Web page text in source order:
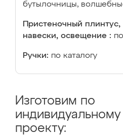
бутылочницы,
Пристеночный
навески, освещение :
Ручки: по каталогу
Изготовим по
индивидуальному
проекту: